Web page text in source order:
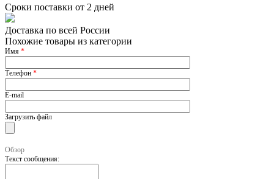
Сроки поставки от 2 дней
Доставка по всей России
Похожие товары из категории
Имя *
Телефон *
E-mail
Загрузить файл
Обзор
Текст сообщения: